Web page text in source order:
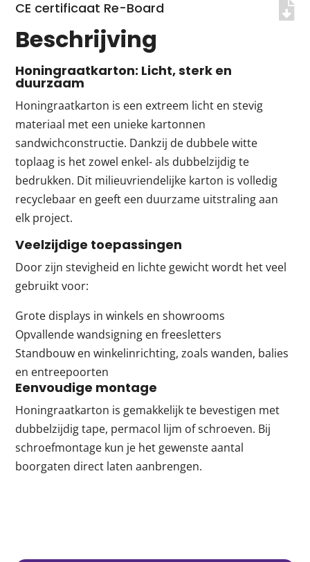
Beschrijving
Honingraatkarton: Licht, sterk en
duurzaam
Honingraatkarton is een extreem licht en stevig
materiaal met een unieke kartonnen
sandwichconstructie. Dankzij de dubbele witte
toplaag is het zowel enkel- als dubbelzijdig te
bedrukken. Dit milieuvriendelijke karton is volledig
recyclebaar en geeft een duurzame uitstraling aan
elk project.
Veelzijdige toepassingen
Door zijn stevigheid en lichte gewicht wordt het veel
gebruikt voor:
Grote displays in winkels en showrooms
Opvallende wandsigning en freesletters
Standbouw en winkelinrichting, zoals wanden, balies
en entreepoorten
Eenvoudige montage
Honingraatkarton is gemakkelijk te bevestigen met
dubbelzijdig tape, permacol lijm of schroeven. Bij
schroefmontage kun je het gewenste aantal
boorgaten direct laten aanbrengen.
CE certificaat Re-Board